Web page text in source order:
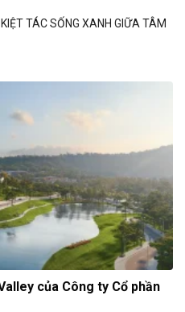
TÁC SỐNG XANH GIỮA TÂM
của Công ty Cổ phần